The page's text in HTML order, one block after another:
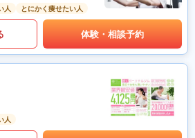
人 とにかく痩せたい人
体験・相談予約
人